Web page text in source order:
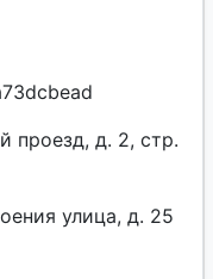
проезд, д. 2, стр.
улица, д. 25